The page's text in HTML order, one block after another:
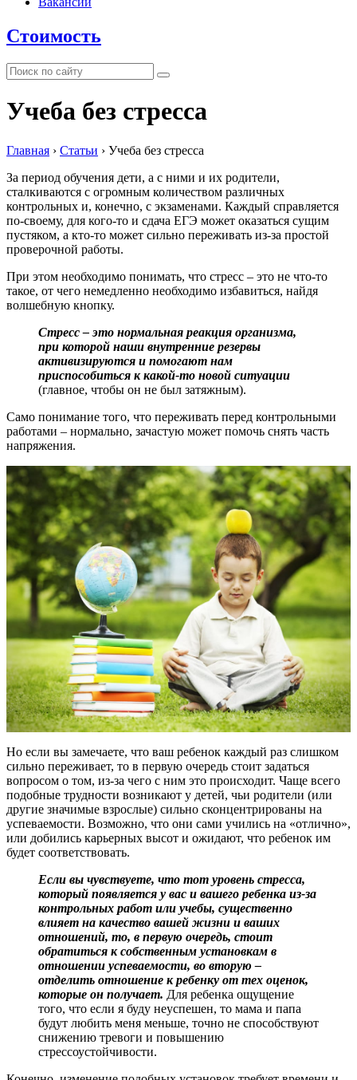
Стоимость
Учеба без стресса
Главная › Статьи › Учеба без стресса
За период обучения дети, а с ними и их родители,
сталкиваются с огромным количеством различных
контрольных и, конечно, с экзаменами. Каждый справляется
по-своему, для кого-то и сдача ЕГЭ может оказаться сущим
пустяком, а кто-то может сильно переживать из-за простой
проверочной работы.
При этом необходимо понимать, что стресс – это не что-то
такое, от чего немедленно необходимо избавиться, найдя
волшебную кнопку.
Стресс – это нормальная реакция организма,
при которой наши внутренние резервы
активизируются и помогают нам
приспособиться к какой-то новой ситуации
(главное, чтобы он не был затяжным).
Само понимание того, что переживать перед контрольными
работами – нормально, зачастую может помочь снять часть
напряжения.
Но если вы замечаете, что ваш ребенок каждый раз слишком
сильно переживает, то в первую очередь стоит задаться
вопросом о том, из-за чего с ним это происходит. Чаще всего
подобные трудности возникают у детей, чьи родители (или
другие значимые взрослые) сильно сконцентрированы на
успеваемости. Возможно, что они сами учились на «отлично»,
или добились карьерных высот и ожидают, что ребенок им
будет соответствовать.
Если вы чувствуете, что тот уровень стресса,
который появляется у вас и вашего ребенка из-за
контрольных работ или учебы, существенно
влияет на качество вашей жизни и ваших
отношений, то, в первую очередь, стоит
обратиться к собственным установкам в
отношении успеваемости, во вторую –
отделить отношение к ребенку от тех оценок,
которые он получает. Для ребенка ощущение
того, что если я буду неуспешен, то мама и папа
будут любить меня меньше, точно не способствуют
снижению тревоги и повышению
стрессоустойчивости.